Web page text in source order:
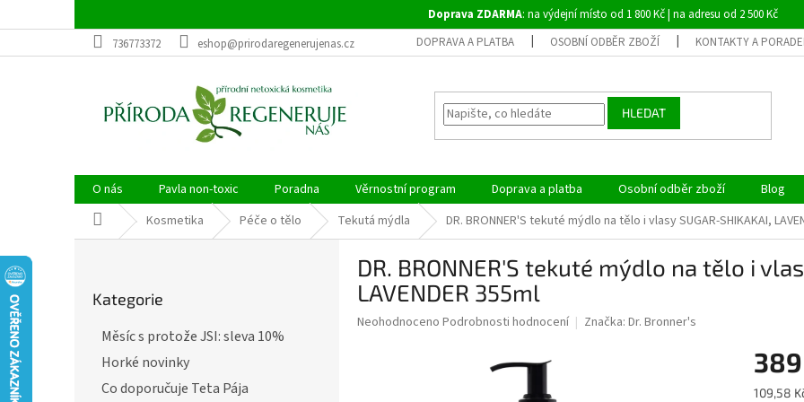
na
Doprava ZDARMA: na výdejní místo od 1 800 Kč | na adresu od 2 500 Kč
736773372
eshop@prirodaregenerujenas.cz DOPRAVA A PLATBA OSOBNÍ ODBĚR ZBOŽÍ KONTAKTY A
HLEDAT
O nás Pavla non-toxic Poradna Věrnostní program Doprava a platba Osobní odběr zboží Blog
Domů Kosmetika Péče o tělo Tekutá mýdla DR. BRONNER'S tekuté mýdlo na tělo i vlasy SUGAR-SHIKAKAI,
kategorie
Kategorie
Měsíc s protože JSI: sleva 10%
Horké novinky
Co doporučuje Teta Pája
DR. BRONNER'S tekuté mýdlo na tělo i
LAVENDER 355ml
Průměrné
Neohodnoceno Podrobnosti hodnocení Značka: Dr. Bronner's
Měrná
109,58